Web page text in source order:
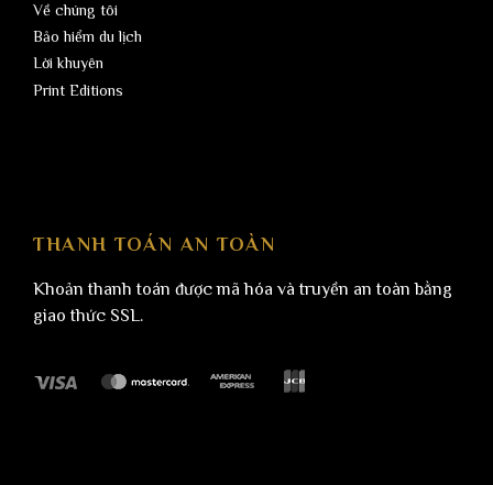
Về chúng tôi
Bảo hiểm du lịch
Lời khuyên
Print Editions
THANH TOÁN AN TOÀN
Khoản thanh toán được mã hóa và truyền an toàn bằng
giao thức SSL.